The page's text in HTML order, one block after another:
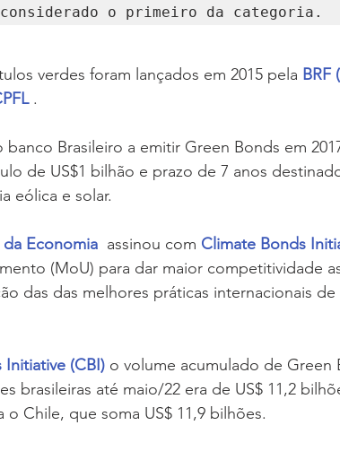
considerado o primeiro da categoria.
verdes foram lançados em 2015 pela BRF
.
Brasileiro a emitir Green Bonds em
de US$1 bilhão e prazo de 7 anos
eólica e solar.
Economia
  assinou com
Climate Bonds
(MoU) para dar maior competitividade
das das melhores práticas internacionais
(CBI) o volume acumulado de Green
brasileiras até maio/22 era de US$ 11,2
Chile, que soma US$ 11,9 bilhões.